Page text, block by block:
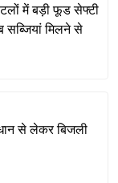
में बड़ी फूड सेफ्टी
मिलने से
से लेकर बिजली